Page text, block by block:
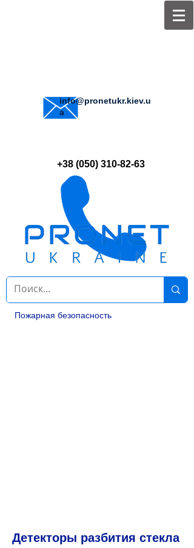
info@pronetukr.kiev.u
a
+38 (050) 310-82-63
Пожарная безопасность
Детекторы разбития стекла